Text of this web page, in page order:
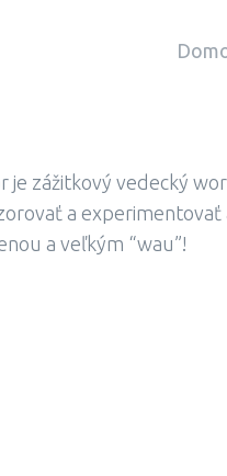
je zážitkový vedecký
a experimentovať
a veľkým “wau”!